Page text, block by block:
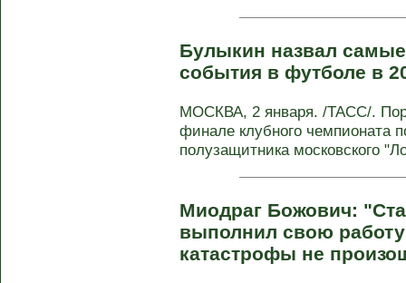
Булыкин назвал
события в футболе в
МОСКВА, 2 января. /ТАСС/.
финале клубного чемпионата
полузащитника московского
Миодраг Божович:
выполнил свою
катастрофы не